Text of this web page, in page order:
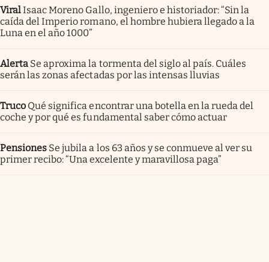
ViralIsaac Moreno Gallo, ingeniero e historiador: “Sin la
caída del Imperio romano, el hombre hubiera llegado a la
Luna en el año 1000”
Alerta Se aproxima la tormenta del siglo al país. Cuáles
serán las zonas afectadas por las intensas lluvias
Truco Qué significa encontrar una botella en la rueda del
coche y por qué es fundamental saber cómo actuar
Pensiones Se jubila a los 63 años y se conmueve al ver su
primer recibo: “Una excelente y maravillosa paga”